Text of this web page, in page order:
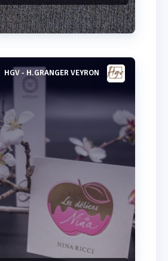
Voir plus
HGV - H.GRANGER VEYRON